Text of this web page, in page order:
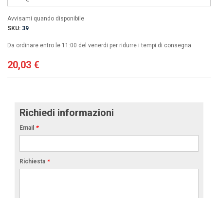
Avvisami quando disponibile
SKU: 39
Da ordinare entro le 11:00 del venerdi per ridurre i tempi di consegna
20,03 €
Richiedi informazioni
Email *
Richiesta *